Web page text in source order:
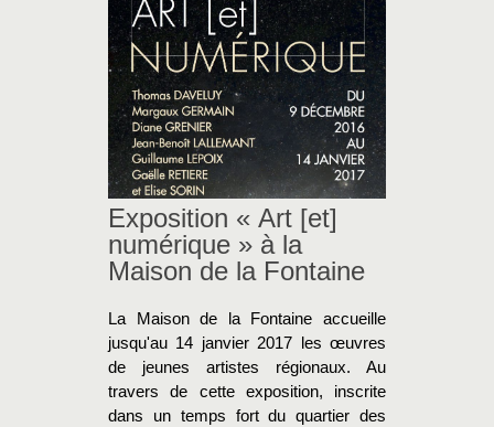
Exposition « Art [et]
numérique » à la
Maison de la Fontaine
La Maison de la Fontaine accueille
jusqu'au 14 janvier 2017 les œuvres
de jeunes artistes régionaux. Au
travers de cette exposition, inscrite
dans un temps fort du quartier des